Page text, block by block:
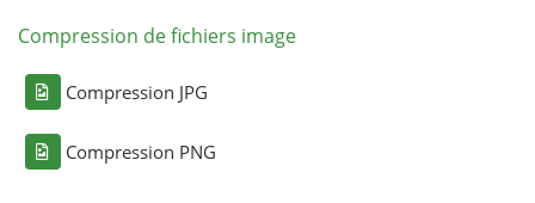
Compression de fichiers image
Compression JPG
Compression PNG